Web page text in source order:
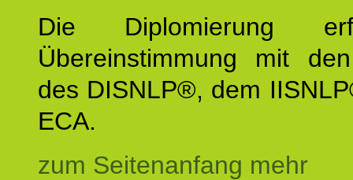
Die Diplomierung
Übereinstimmung mit
des DISNLP®, dem
ECA.
zum Seitenanfang mehr